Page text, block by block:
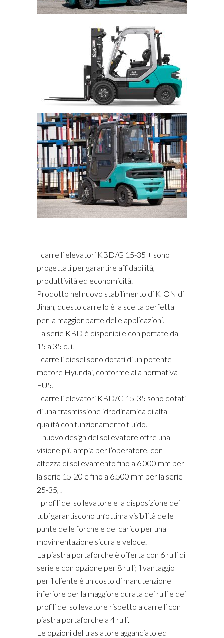
I carrelli elevatori KBD/G 15-35 + sono
progettati per garantire affidabilità,
produttività ed economicità.
Prodotto nel nuovo stabilimento di KION di
Jinan, questo carrello è la scelta perfetta
per la maggior parte delle applicazioni.
La serie KBD è disponibile con portate da
15 a 35 q.li.
I carrelli diesel sono dotati di un potente
motore Hyundai, conforme alla normativa
EU5.
I carrelli elevatori KBD/G 15-35 sono dotati
di una trasmissione idrodinamica di alta
qualità con funzionamento fluido.
Il nuovo design del sollevatore offre una
visione più ampia per l’operatore, con
altezza di sollevamento fino a 6.000 mm per
la serie 15-20 e fino a 6.500 mm per la serie
25-35, .
I profili del sollevatore e la disposizione dei
tubi garantiscono un’ottima visibilità delle
punte delle forche e del carico per una
movimentazione sicura e veloce.
La piastra portaforche è offerta con 6 rulli di
serie e con opzione per 8 rulli; il vantaggio
per il cliente è un costo di manutenzione
inferiore per la maggiore durata dei rulli e dei
profili del sollevatore rispetto a carrelli con
piastra portaforche a 4 rulli.
Le opzioni del traslatore agganciato ed